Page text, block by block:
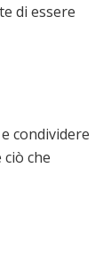
di essere
condividere
che